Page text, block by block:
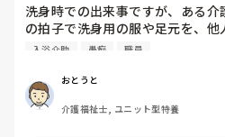
洗身時での出来事ですが、ある
の拍子で洗身用の服や足元を、
がります。汗とか浴槽に入る時
そのための洗身用の服でしょ？
が用意されてるでしょ？着替え持
けるのが嫌だったら透けない服
入浴介助 愚痴 職員
おとうと
介護福祉士, ユニット型特養